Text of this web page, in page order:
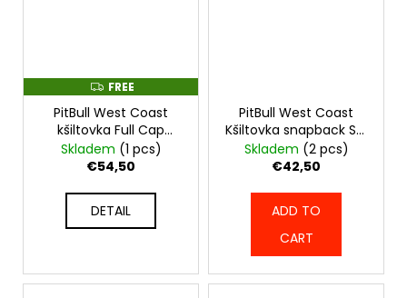
F
R
E
FREE
PitBull West Coast
kšiltovka Full Cap
LOGO FLEXFIT
PERFORATED - černá -
Skladem (1 pcs)
€54,50
DETAIL
PitBull West Coast
Kšiltovka snapback SO
CAL retro Trucker -
černo/černá -
Skladem (2 pcs)
€42,50
ADD TO
CART